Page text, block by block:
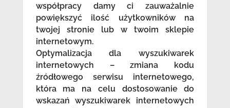
współpracy damy ci zauważalnie
powiększyć ilość użytkowników na
twojej stronie lub w twoim sklepie
internetowym.
Optymalizacja dla wyszukiwarek
internetowych – zmiana kodu
źródłowego serwisu internetowego,
która ma na celu dostosowanie do
wskazań wyszukiwarek internetowych